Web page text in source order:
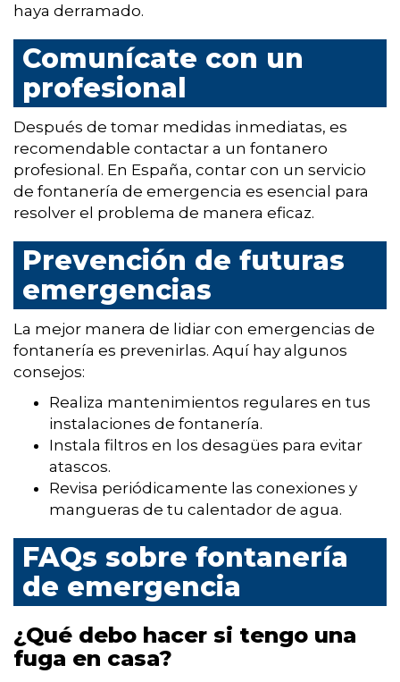
haya derramado.
Comunícate con un
profesional
Después de tomar medidas inmediatas, es
recomendable contactar a un fontanero
profesional. En España, contar con un servicio
de fontanería de emergencia es esencial para
resolver el problema de manera eficaz.
Prevención de futuras
emergencias
La mejor manera de lidiar con emergencias de
fontanería es prevenirlas. Aquí hay algunos
consejos:
Realiza mantenimientos regulares en tus
instalaciones de fontanería.
Instala filtros en los desagües para evitar
atascos.
Revisa periódicamente las conexiones y
mangueras de tu calentador de agua.
FAQs sobre fontanería
de emergencia
¿Qué debo hacer si tengo una
fuga en casa?